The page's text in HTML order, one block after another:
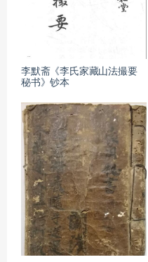
李默斋《李氏家藏山法撮要
秘书》钞本